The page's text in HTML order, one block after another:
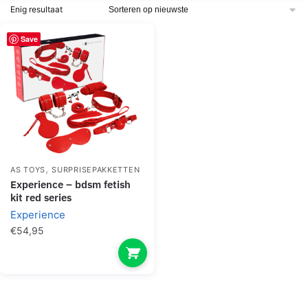
Enig resultaat
Save
AS TOYS,SURPRISEPAKKETTEN
experience – bdsm fetish
kit red series
Experience
€54,95